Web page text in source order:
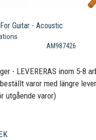
Guitar - Acoustic
AM987426
- LEVERERAS inom 5-8
varor med längre
utgående varor)